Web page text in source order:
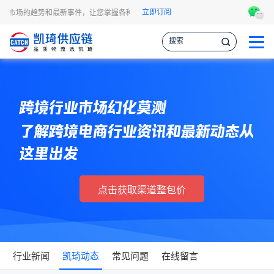
的趋势和最新事件，让您掌握各种情报，作出更明智的供应链决策。 凯琦
立即订阅
跨境行业市场幻化莫测
了解跨境电商行业资讯和最新动态从
这里出发
点击获取渠道整包价
行业新闻 凯琦动态 常见问题 在线留言